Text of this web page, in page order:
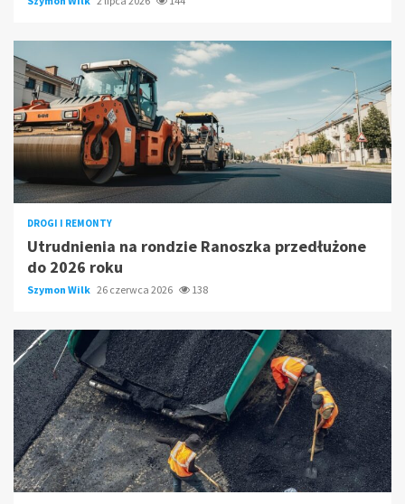
DROGI I REMONTY
Utrudnienia na rondzie Ranoszka przedłużone
do 2026 roku
Szymon Wilk 26 czerwca 2026 138